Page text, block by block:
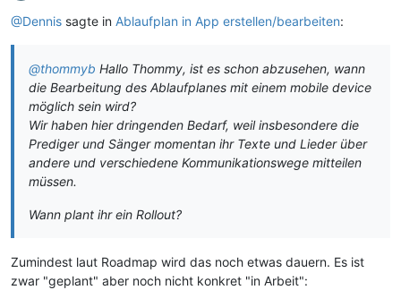
@Dennis sagte in Ablaufplan in App erstellen/bearbeiten:
@thommyb Hallo Thommy, ist es schon abzusehen, wann
die Bearbeitung des Ablaufplanes mit einem mobile device
möglich sein wird?
Wir haben hier dringenden Bedarf, weil insbesondere die
Prediger und Sänger momentan ihr Texte und Lieder über
andere und verschiedene Kommunikationswege mitteilen
müssen.
Wann plant ihr ein Rollout?
Zumindest laut Roadmap wird das noch etwas dauern. Es ist
zwar "geplant" aber noch nicht konkret "in Arbeit":